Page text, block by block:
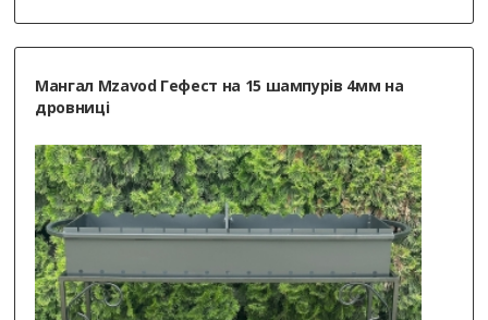
Мангал Mzavod Гефест на 15 шампурів 4мм на
дровниці